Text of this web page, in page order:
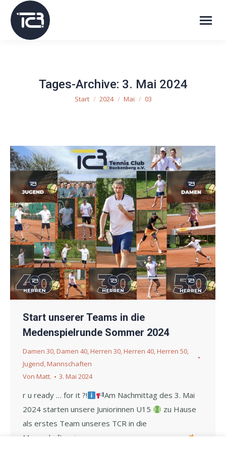
Tages-Archive: 3. Mai 2024
Sie befinden sich hier:
Start 2024 Mai 03
Start unserer Teams in die
Medenspielrunde Sommer 2024
Damen 30,Damen 40,Herren 30,Herren 40,Herren 50,
Jugend,Mannschaften
Von Matt. 3. Mai 2024
r u ready … for it ?!
Am Nachmittag des 3. Mai
2024 starten unsere Juniorinnen U15
zu Hause
als erstes Team unseres TCR in die
Mannschaftssaison.